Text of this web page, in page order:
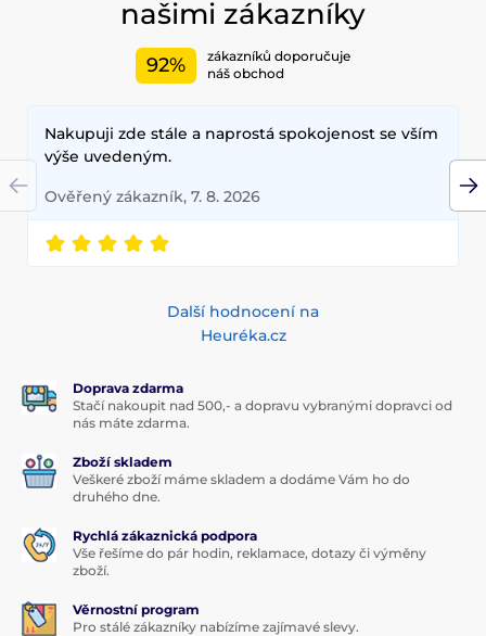
našimi zákazníky
92%
zákazníků doporučuje
náš obchod
Nakupuji zde stále a naprostá spokojenost se vším
výše uvedeným.
Ověřený zákazník, 7. 8. 2026
Další hodnocení na
Heuréka.cz
Doprava zdarma
Stačí nakoupit nad 500,- a dopravu vybranými dopravci od
nás máte zdarma.
Zboží skladem
Veškeré zboží máme skladem a dodáme Vám ho do
druhého dne.
Rychlá zákaznická podpora
Vše řešíme do pár hodin, reklamace, dotazy či výměny
zboží.
Věrnostní program
Pro stálé zákazníky nabízíme zajímavé slevy.